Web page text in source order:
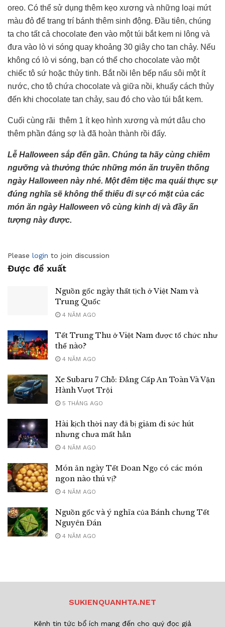
oreo. Có thể sử dụng thêm kẹo xương và những loại mứt
màu đỏ để trang trí bánh thêm sinh động. Đầu tiên, chúng
ta cho tất cả chocolate đen vào một túi bắt kem ni lông và
đưa vào lò vi sóng quay khoảng 30 giây cho tan chảy. Nếu
không có lò vi sóng, bạn có thể cho chocolate vào một
chiếc tô sứ hoặc thủy tinh. Bắt nồi lên bếp nấu sôi một ít
nước, cho tô chứa chocolate và giữa nồi, khuấy cách thủy
đến khi chocolate tan chảy, sau đó cho vào túi bắt kem.
Cuối cùng rãi thêm 1 ít kẹo hình xương và mứt dâu cho
thêm phần đáng sợ là đã hoàn thành rồi đấy.
Lễ Halloween sắp đến gần. Chúng ta hãy cùng chiêm
ngưỡng và thưởng thức những món ăn truyền thống
ngày Halloween này nhé. Một đêm tiệc ma quái thực sự
đúng nghĩa sẽ không thể thiếu đi sự có mặt của các
món ăn ngày Halloween vô cùng kinh dị và đầy ấn
tượng này được.
Please login to join discussion
Được đề xuất
Nguồn gốc ngày thất tịch ở Việt Nam và
Trung Quốc
4 NĂM AGO
Tết Trung Thu ở Việt Nam được tổ chức như
thế nào?
4 NĂM AGO
Xe Subaru 7 Chỗ: Đẳng Cấp An Toàn Và Vận
Hành Vượt Trội
5 THÁNG AGO
Hài kịch thời nay đã bị giảm đi sức hút
nhưng chưa mất hẳn
4 NĂM AGO
Món ăn ngày Tết Đoan Ngọ có các món
ngon nào thú vị?
4 NĂM AGO
Nguồn gốc và ý nghĩa của Bánh chưng Tết
Nguyên Đán
4 NĂM AGO
SUKIENQUANHTA.NET
Kênh tin tức bổ ích mang đến cho quý đọc giả